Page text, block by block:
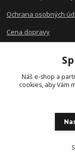
Ochrana osobných
Cena dopravy
Náš e-shop a
cookies, aby Vám